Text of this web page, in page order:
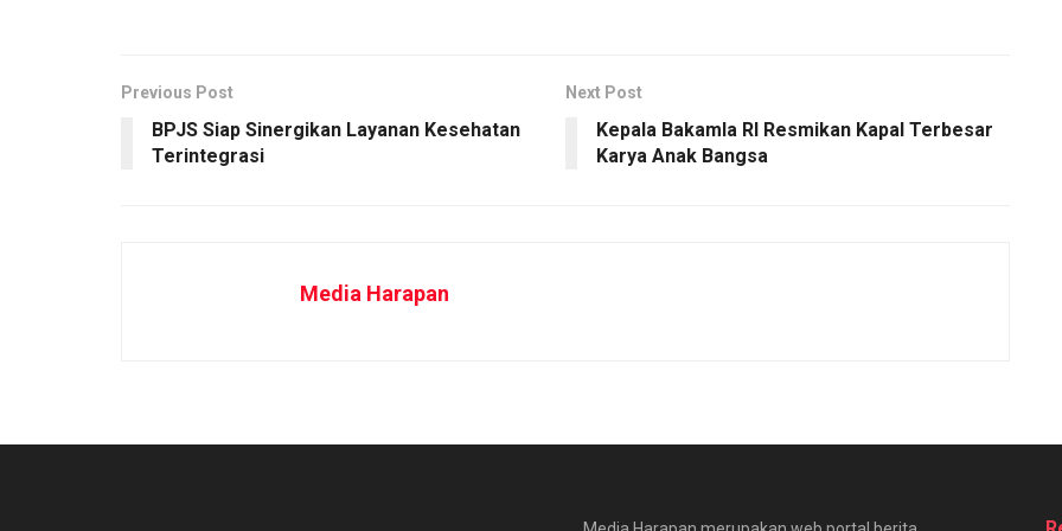
Previous Post
BPJS Siap Sinergikan Layanan Kesehatan
Terintegrasi
Next Post
Kepala Bakamla RI Resmikan Kapal Terbesar
Karya Anak Bangsa
Media Harapan